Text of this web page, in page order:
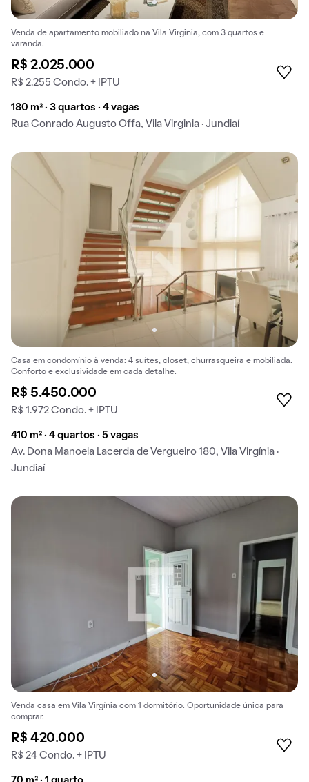
Venda de apartamento mobiliado na Vila Virginia, com 3 quartos e
varanda.
R$ 2.025.000
R$ 2.255 Condo. + IPTU
180 m² · 3 quartos · 4 vagas
Rua Conrado Augusto Offa, Vila Virginia · Jundiaí
Casa em condomínio à venda: 4 suítes, closet, churrasqueira e mobiliada.
Conforto e exclusividade em cada detalhe.
R$ 5.450.000
R$ 1.972 Condo. + IPTU
410 m² · 4 quartos · 5 vagas
Av. Dona Manoela Lacerda de Vergueiro 180, Vila Virgínia ·
Jundiaí
Venda casa em Vila Virgínia com 1 dormitório. Oportunidade única para
comprar.
R$ 420.000
R$ 24 Condo. + IPTU